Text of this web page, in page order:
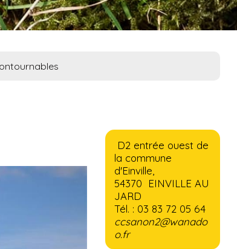
D2 entrée ouest de
la commune
d'Einville,
54370 EINVILLE AU
JARD
Tél. : 03 83 72 05 64
ccsanon2@wanado
o.fr